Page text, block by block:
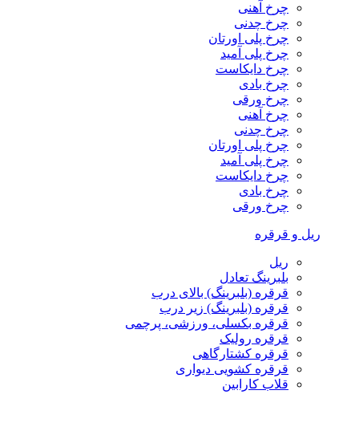
چرخ آهنی
چرخ چدنی
چرخ پلی اورتان
چرخ پلی آمید
چرخ دایکاست
چرخ بادی
چرخ ورقی
چرخ آهنی
چرخ چدنی
چرخ پلی اورتان
چرخ پلی آمید
چرخ دایکاست
چرخ بادی
چرخ ورقی
ریل و قرقره
ریل
بلبرینگ تعادل
قرقره (بلبرینگ) بالای درب
قرقره (بلبرینگ) زیر درب
قرقره بکسلی، ورزشی، پرچمی
قرقره رولیک
قرقره کشتارگاهی
قرقره کشویی دیواری
قلاب کارابین